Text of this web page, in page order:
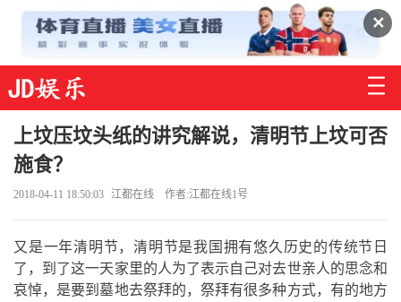
✕
上坟压坟头纸的讲究解说，清明节上坟可否
施食？
2018-04-11 18:50:03 江都在线 作者:江都在线1号
又是一年清明节，清明节是我国拥有悠久历史的传统节日
了，到了这一天家里的人为了表示自己对去世亲人的思念和
哀悼，是要到墓地去祭拜的，祭拜有很多种方式，有的地方